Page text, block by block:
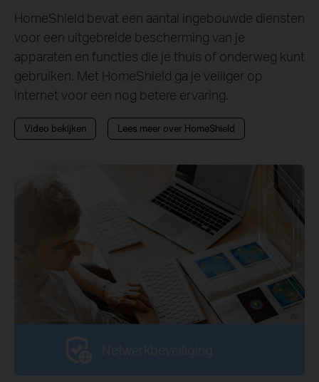
HomeShield bevat een aantal ingebouwde diensten
voor een uitgebreide bescherming van je
apparaten en functies die je thuis of onderweg kunt
gebruiken. Met HomeShield ga je veiliger op
internet voor een nog betere ervaring.
Video bekijken Lees meer over HomeShield